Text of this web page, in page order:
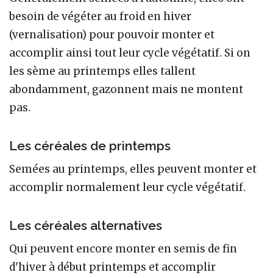
besoin de végéter au froid en hiver
(vernalisation) pour pouvoir monter et
accomplir ainsi tout leur cycle végétatif. Si on
les sème au printemps elles tallent
abondamment, gazonnent mais ne montent
pas.
Les céréales de printemps
Semées au printemps, elles peuvent monter et
accomplir normalement leur cycle végétatif.
Les céréales alternatives
Qui peuvent encore monter en semis de fin
d'hiver à début printemps et accomplir